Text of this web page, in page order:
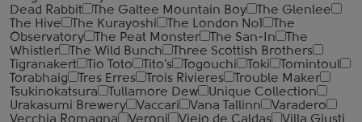
Dead Rabbit
The Galtee Mountain Boy
The Glenlee
The Hive
The Kurayoshi The London №1
The
Observatory
The Peat Monster The San-In
The
Whistler
The Wild Bunch
Three Scottish Brothers
Tigranakert
Tio Toto Tito's Togouchi Toki
Tomintoul
Torabhaig
Tres Erres Trois Rivieres
Trouble Maker
Tsukinokatsura
Tullamore Dew
Unique Collection
Urakasumi Brewery
Vaccari Vana Tallinn
Varadero